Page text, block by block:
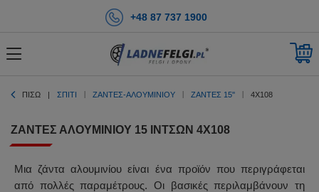
+48 87 737 1900
ΠΊΣΩ ΣΠΊΤΙ ΖΑΝΤΕΣ-ΑΛΟΥΜΙΝΙΟΥ ΖΆΝΤΕΣ 15'' 4X108
ΖΆΝΤΕΣ ΑΛΟΥΜΙΝΊΟΥ 15 ΙΝΤΣΏΝ 4X108
Μια ζάντα αλουμινίου είναι ένα προϊόν που περιγράφεται
από πολλές παραμέτρους. Οι βασικές περιλαμβάνουν τη